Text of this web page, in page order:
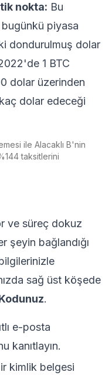
nokta: Bu
bugünkü piyasa
dondurulmuş dolar
1 BTC
dolar üzerinden
dolar edeceği
ile Alacaklı B'nin
taksitlerini
ve süreç dokuz
şeyin bağlandığı
sağ üst köşede
.
e-posta
kanıtlayın.
kimlik belgesi